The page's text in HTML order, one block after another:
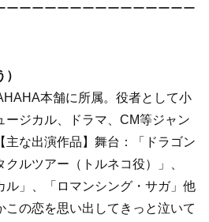
ーーーーーーーーーーーーーーー
本舗に所属。役者として小
ージカル、ドラマ、CM等ジャン
主な出演作品】舞台：「ドラゴン
ルツアー（トルネコ役）」、
ル」、「ロマンシング・サガ」他
この恋を思い出してきっと泣いて